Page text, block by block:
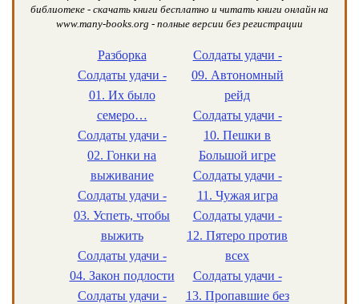
библиотеке - скачать книги бесплатно и читать книги онлайн на
www.many-books.org - полные версии без регистрации
Разборка
Солдаты удачи -
01. Их было
семеро…
Солдаты удачи -
02. Гонки на
выживание
Солдаты удачи -
03. Успеть, чтобы
выжить
Солдаты удачи -
04. Закон подлости
Солдаты удачи -
Солдаты удачи -
09. Автономный
рейд
Солдаты удачи -
10. Пешки в
Большой игре
Солдаты удачи -
11. Чужая игра
Солдаты удачи -
12. Пятеро против
всех
Солдаты удачи -
13. Пропавшие без